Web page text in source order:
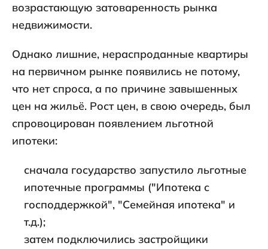
возрастающую затоваренность рынка
недвижимости.
Однако лишние, нераспроданные квартиры
на первичном рынке появились не потому,
что нет спроса, а по причине завышенных
цен на жильё. Рост цен, в свою очередь, был
спровоцирован появлением льготной
ипотеки:
сначала государство запустило льготные
ипотечные программы ("Ипотека с
господдержкой", "Семейная ипотека" и
т.д.);
затем подключились застройщики